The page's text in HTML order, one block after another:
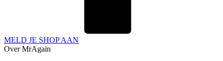
MELD JE SHOP AAN
Over MrAgain